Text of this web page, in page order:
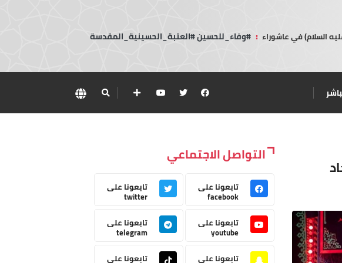
السلام) في عاشوراء : #وفاء_للحسين #العتبة_الحسينية_المقدسة
التواصل الاجتماعي
تابعونا على
facebook
تابعونا على
twitter
تابعونا على
youtube
تابعونا على
telegram
تابعونا على
تابعونا على